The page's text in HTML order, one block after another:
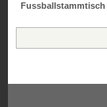
Fussballstammtisch